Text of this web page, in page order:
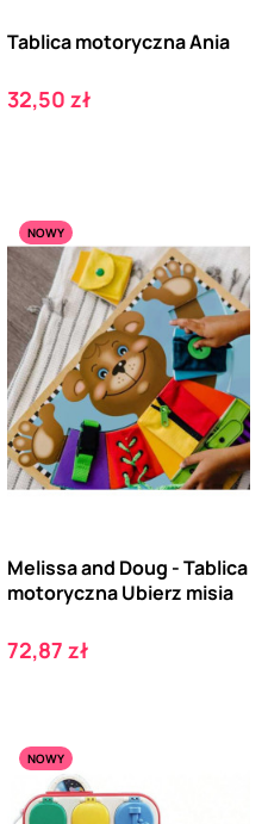
Tablica motoryczna Ania
Cena
32,50 zł
NOWY
Melissa and Doug - Tablica
motoryczna Ubierz misia
Cena
72,87 zł
NOWY